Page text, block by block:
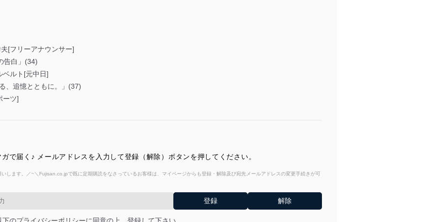
[フリーアナウンサー]
告白」(34)
ルト[元中日]
、追憶とともに。」(37)
ーツ]
で届く♪ メールアドレスを入力して登録（解除）ボタンを押してください。
ます。／~＼Fujisan.co.jpで既に定期購読をなさっているお客様は、マイページからも登録・解除及び宛先メールアドレスの変更手続きが可